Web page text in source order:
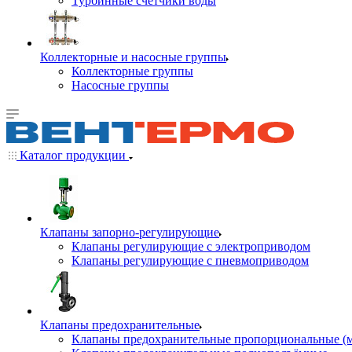
Коллекторные и насосные группы
Коллекторные группы
Насосные группы
Каталог продукции
Клапаны запорно-регулирующие
Клапаны регулирующие с электроприводом
Клапаны регулирующие с пневмоприводом
Клапаны предохранительные
Клапаны предохранительные пропорциональные